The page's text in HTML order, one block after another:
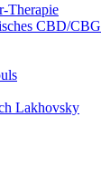
Therapie
CBD/CBG
Lakhovsky